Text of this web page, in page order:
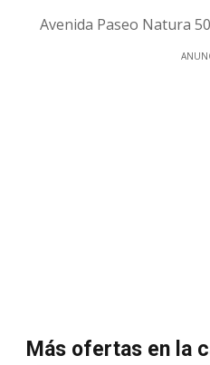
Avenida Paseo Natura 50
Más ofertas en la